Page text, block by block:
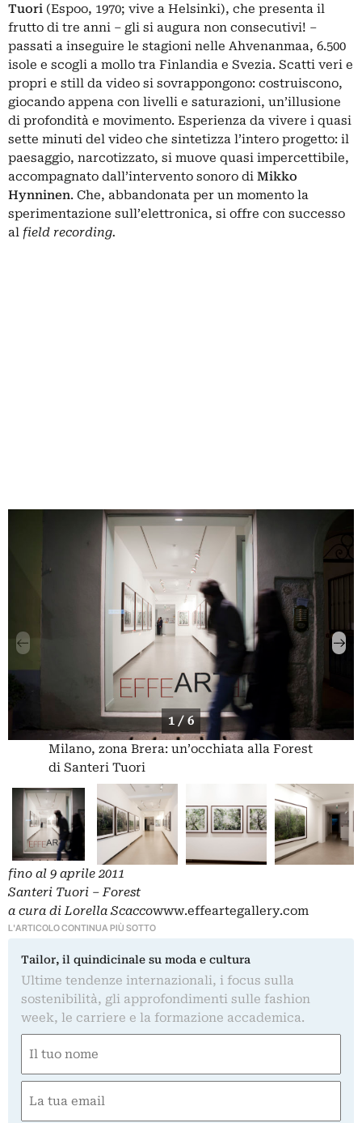
Tuori (Espoo, 1970; vive a Helsinki), che presenta il
frutto di tre anni – gli si augura non consecutivi! –
passati a inseguire le stagioni nelle Ahvenanmaa, 6.500
isole e scogli a mollo tra Finlandia e Svezia. Scatti veri e
propri e still da video si sovrappongono: costruiscono,
giocando appena con livelli e saturazioni, un’illusione
di profondità e movimento. Esperienza da vivere i quasi
sette minuti del video che sintetizza l’intero progetto: il
paesaggio, narcotizzato, si muove quasi impercettibile,
accompagnato dall’intervento sonoro di Mikko
Hynninen. Che, abbandonata per un momento la
sperimentazione sull’elettronica, si offre con successo
al field recording.
1 / 6
Milano, zona Brera: un’occhiata alla Forest
di Santeri Tuori
fino al 9 aprile 2011
Santeri Tuori – Forest
a cura di Lorella Scaccowww.effeartegallery.com
L'ARTICOLO CONTINUA PIÙ SOTTO
Tailor, il quindicinale su moda e cultura
Ultime tendenze internazionali, i focus sulla
sostenibilità, gli approfondimenti sulle fashion
week, le carriere e la formazione accademica.
(Obbligatorio)
Nome
(Obbligatorio)